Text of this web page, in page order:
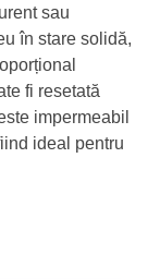
sau
în stare solidă,
fi resetată
impermeabil
ideal pentru